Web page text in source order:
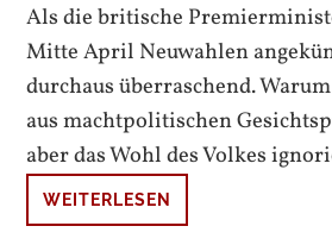
Als die britische
Mitte April Neuwahlen
durchaus überraschend.
aus machtpolitischen
aber das Wohl des Volkes
WEITERLESEN